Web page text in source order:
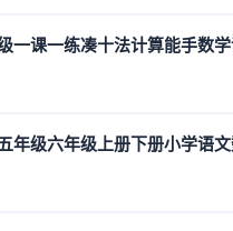
课一练凑十法计算能手数
年级六年级上册下册小学语